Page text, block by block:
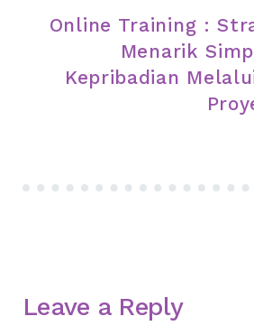
Online Training :
Menarik
Kepribadian
Leave a Reply